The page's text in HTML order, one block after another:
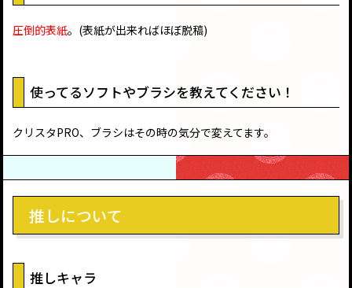
圧倒的表紙。(表紙が出来ればほぼ脱稿)
使ってるソフトやブラシを教えてください！
クリスタPRO、ブラシはその時の気分で変えてます。
推しについて
推しキャラ